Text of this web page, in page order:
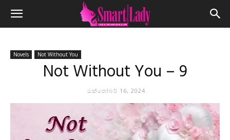
Novels Not Without You
Not Without You – 9
ඔක්තෝබර් 16, 2024